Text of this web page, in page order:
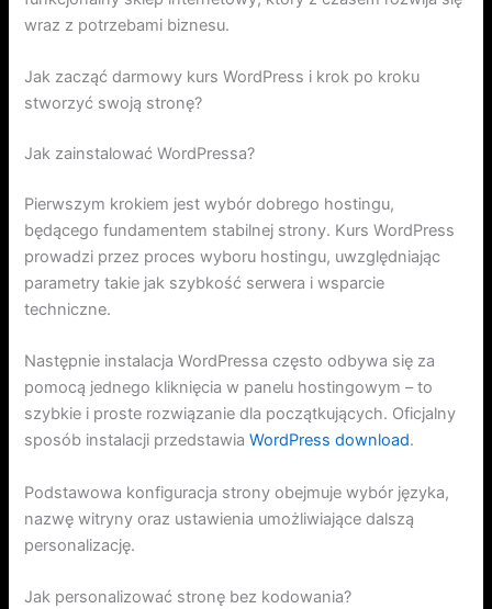
wraz z potrzebami biznesu.
Jak zacząć darmowy kurs WordPress i krok po kroku
stworzyć swoją stronę?
Jak zainstalować WordPressa?
Pierwszym krokiem jest wybór dobrego hostingu,
będącego fundamentem stabilnej strony. Kurs WordPress
prowadzi przez proces wyboru hostingu, uwzględniając
parametry takie jak szybkość serwera i wsparcie
techniczne.
Następnie instalacja WordPressa często odbywa się za
pomocą jednego kliknięcia w panelu hostingowym – to
szybkie i proste rozwiązanie dla początkujących. Oficjalny
sposób instalacji przedstawiaWordPress download.
Podstawowa konfiguracja strony obejmuje wybór języka,
nazwę witryny oraz ustawienia umożliwiające dalszą
personalizację.
Jak personalizować stronę bez kodowania?